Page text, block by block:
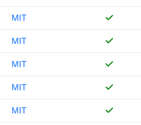
MIT
MIT
MIT
MIT
MIT